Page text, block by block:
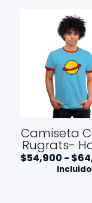
Camiseta
Rugrats-
$54,900 - $
Incluido